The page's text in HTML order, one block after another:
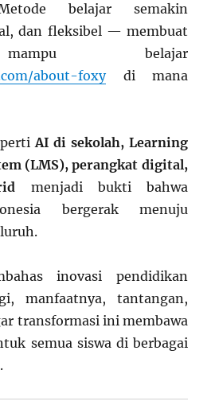
belajar semakin
dan fleksibel — membuat
belajar
about-foxydi mana
AI di sekolah, Learning
(LMS), perangkat digital,
menjadi bukti bahwa
bergerak menuju
inovasi pendidikan
manfaatnya, tantangan,
transformasi ini membawa
semua siswa di berbagai